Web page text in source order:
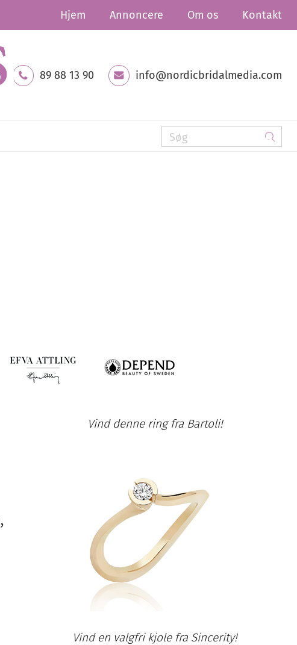
Hjem Annoncere Om os Kontakt
89 88 13 90 info@nordicbridalmedia.com
,
Vind denne ring fra Bartoli!
Vind en valgfri kjole fra Sincerity!